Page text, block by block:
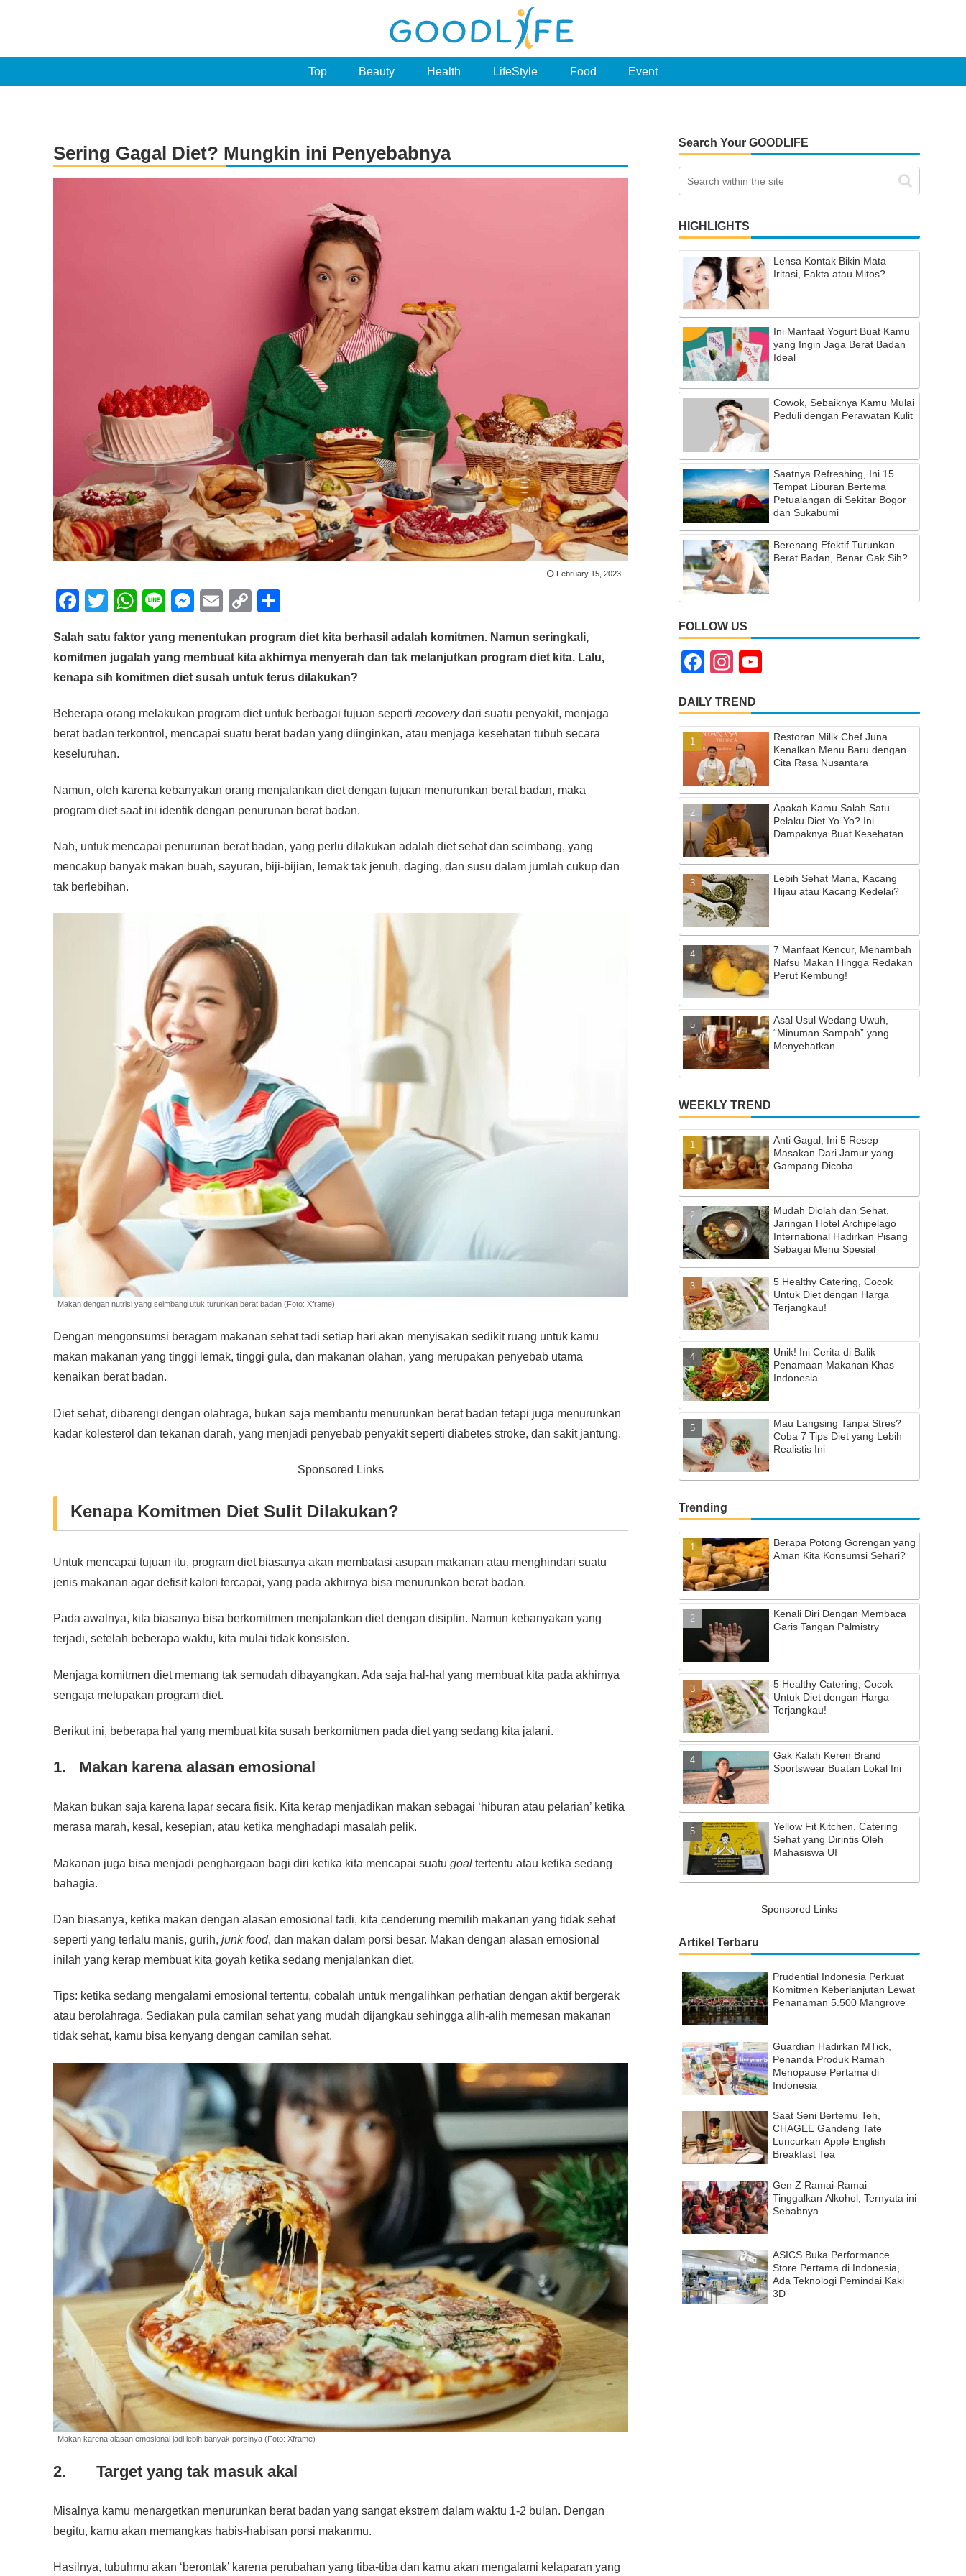
Top Beauty Health LifeStyle Food Event
Sering Gagal Diet? Mungkin ini Penyebabnya
February 15, 2023
F
c
e
o
o
k
T
tt
er
W
at
s
p
p
Li
e
M
ss
e
g
er
E
ail
C
p
y
n
k
ar
e
Salah satu faktor yang menentukan program diet kita berhasil adalah komitmen. Namun seringkali,
komitmen jugalah yang membuat kita akhirnya menyerah dan tak melanjutkan program diet kita. Lalu,
kenapa sih komitmen diet susah untuk terus dilakukan?
Beberapa orang melakukan program diet untuk berbagai tujuan seperti recoverydari suatu penyakit, menjaga
berat badan terkontrol, mencapai suatu berat badan yang diinginkan, atau menjaga kesehatan tubuh secara
keseluruhan.
Namun, oleh karena kebanyakan orang menjalankan diet dengan tujuan menurunkan berat badan, maka
program diet saat ini identik dengan penurunan berat badan.
Nah, untuk mencapai penurunan berat badan, yang perlu dilakukan adalah diet sehat dan seimbang, yang
mencakup banyak makan buah, sayuran, biji-bijian, lemak tak jenuh, daging, dan susu dalam jumlah cukup dan
tak berlebihan.
Makan dengan nutrisi yang seimbang utuk turunkan berat badan (Foto: Xframe)
Dengan mengonsumsi beragam makanan sehat tadi setiap hari akan menyisakan sedikit ruang untuk kamu
makan makanan yang tinggi lemak, tinggi gula, dan makanan olahan, yang merupakan penyebab utama
kenaikan berat badan.
Diet sehat, dibarengi dengan olahraga, bukan saja membantu menurunkan berat badan tetapi juga menurunkan
kadar kolesterol dan tekanan darah, yang menjadi penyebab penyakit seperti diabetes stroke, dan sakit jantung.
Sponsored Links
Kenapa Komitmen Diet Sulit Dilakukan?
Untuk mencapai tujuan itu, program diet biasanya akan membatasi asupan makanan atau menghindari suatu
jenis makanan agar defisit kalori tercapai, yang pada akhirnya bisa menurunkan berat badan.
Pada awalnya, kita biasanya bisa berkomitmen menjalankan diet dengan disiplin. Namun kebanyakan yang
terjadi, setelah beberapa waktu, kita mulai tidak konsisten.
Menjaga komitmen diet memang tak semudah dibayangkan. Ada saja hal-hal yang membuat kita pada akhirnya
sengaja melupakan program diet.
Berikut ini, beberapa hal yang membuat kita susah berkomitmen pada diet yang sedang kita jalani.
1. Makan karena alasan emosional
Makan bukan saja karena lapar secara fisik. Kita kerap menjadikan makan sebagai ‘hiburan atau pelarian’ ketika
merasa marah, kesal, kesepian, atau ketika menghadapi masalah pelik.
Makanan juga bisa menjadi penghargaan bagi diri ketika kita mencapai suatu goal tertentu atau ketika sedang
bahagia.
Dan biasanya, ketika makan dengan alasan emosional tadi, kita cenderung memilih makanan yang tidak sehat
seperti yang terlalu manis, gurih, junk food, dan makan dalam porsi besar. Makan dengan alasan emosional
inilah yang kerap membuat kita goyah ketika sedang menjalankan diet.
Tips: ketika sedang mengalami emosional tertentu, cobalah untuk mengalihkan perhatian dengan aktif bergerak
atau berolahraga. Sediakan pula camilan sehat yang mudah dijangkau sehingga alih-alih memesan makanan
tidak sehat, kamu bisa kenyang dengan camilan sehat.
Makan karena alasan emosional jadi lebih banyak porsinya (Foto: Xframe)
2. Target yang tak masuk akal
Misalnya kamu menargetkan menurunkan berat badan yang sangat ekstrem dalam waktu 1-2 bulan. Dengan
begitu, kamu akan memangkas habis-habisan porsi makanmu.
Hasilnya, tubuhmu akan ‘berontak’ karena perubahan yang tiba-tiba dan kamu akan mengalami kelaparan yang
Search Your GOODLIFE
HIGHLIGHTS
Lensa Kontak Bikin Mata
Iritasi, Fakta atau Mitos?
Ini Manfaat Yogurt Buat Kamu
yang Ingin Jaga Berat Badan
Ideal
Cowok, Sebaiknya Kamu Mulai
Peduli dengan Perawatan Kulit
Saatnya Refreshing, Ini 15
Tempat Liburan Bertema
Petualangan di Sekitar Bogor
dan Sukabumi
Berenang Efektif Turunkan
Berat Badan, Benar Gak Sih?
FOLLOW US
F
c
e
b
o
o
k
In
a
gr
a
m
u
T
u
e
C
h
a
n
n
el
DAILY TREND
Restoran Milik Chef Juna
Kenalkan Menu Baru dengan
Cita Rasa Nusantara
Apakah Kamu Salah Satu
Pelaku Diet Yo-Yo? Ini
Dampaknya Buat Kesehatan
Lebih Sehat Mana, Kacang
Hijau atau Kacang Kedelai?
7 Manfaat Kencur, Menambah
Nafsu Makan Hingga Redakan
Perut Kembung!
Asal Usul Wedang Uwuh,
“Minuman Sampah” yang
Menyehatkan
WEEKLY TREND
Anti Gagal, Ini 5 Resep
Masakan Dari Jamur yang
Gampang Dicoba
Mudah Diolah dan Sehat,
Jaringan Hotel Archipelago
International Hadirkan Pisang
Sebagai Menu Spesial
5 Healthy Catering, Cocok
Untuk Diet dengan Harga
Terjangkau!
Unik! Ini Cerita di Balik
Penamaan Makanan Khas
Indonesia
Mau Langsing Tanpa Stres?
Coba 7 Tips Diet yang Lebih
Realistis Ini
Trending
Berapa Potong Gorengan yang
Aman Kita Konsumsi Sehari?
Kenali Diri Dengan Membaca
Garis Tangan Palmistry
5 Healthy Catering, Cocok
Untuk Diet dengan Harga
Terjangkau!
Gak Kalah Keren Brand
Sportswear Buatan Lokal Ini
Yellow Fit Kitchen, Catering
Sehat yang Dirintis Oleh
Mahasiswa UI
Sponsored Links
Artikel Terbaru
Prudential Indonesia Perkuat
Komitmen Keberlanjutan Lewat
Penanaman 5.500 Mangrove
Guardian Hadirkan MTick,
Penanda Produk Ramah
Menopause Pertama di
Indonesia
Saat Seni Bertemu Teh,
CHAGEE Gandeng Tate
Luncurkan Apple English
Breakfast Tea
Gen Z Ramai-Ramai
Tinggalkan Alkohol, Ternyata ini
Sebabnya
ASICS Buka Performance
Store Pertama di Indonesia,
Ada Teknologi Pemindai Kaki
3D